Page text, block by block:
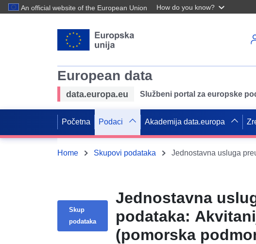
An official website of the European Union How do you know?
European data
data.europa.eu Službeni portal za europske
Početna Podaci Akademija data.europa
Home Skupovi podataka
Skup
podataka
Jednostavna
podataka:
(pomorska